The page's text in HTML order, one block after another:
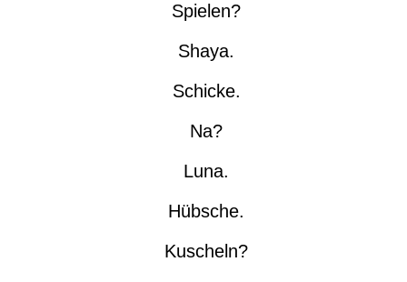
Spielen?
Shaya.
Schicke.
Na?
Luna.
Hübsche.
Kuscheln?